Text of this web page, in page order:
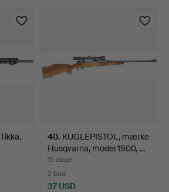
40. KUGLEPISTOL, mærke
Husqvarna, model 1900, …
15 dage
2 bud
37 USD